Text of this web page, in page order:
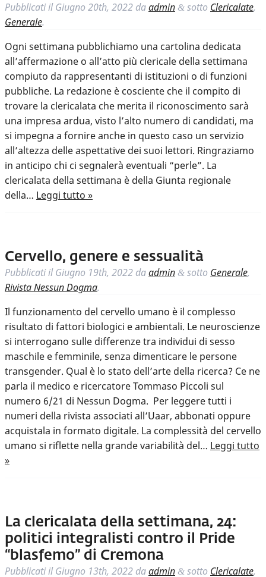
Pubblicati ilGiugno 20th, 2022 daadmin & sotto Clericalate,
Generale.
Ogni settimana pubblichiamo una cartolina dedicata
all’affermazione o all’atto più clericale della settimana
compiuto da rappresentanti di istituzioni o di funzioni
pubbliche. La redazione è cosciente che il compito di
trovare la clericalata che merita il riconoscimento sarà
una impresa ardua, visto l’alto numero di candidati, ma
si impegna a fornire anche in questo caso un servizio
all’altezza delle aspettative dei suoi lettori. Ringraziamo
in anticipo chi ci segnalerà eventuali “perle”. La
clericalata della settimana è della Giunta regionale
della… Leggi tutto »
Cervello, genere e sessualità
Pubblicati ilGiugno 19th, 2022 daadmin & sotto Generale,
Rivista Nessun Dogma.
Il funzionamento del cervello umano è il complesso
risultato di fattori biologici e ambientali. Le neuroscienze
si interrogano sulle differenze tra individui di sesso
maschile e femminile, senza dimenticare le persone
transgender. Qual è lo stato dell’arte della ricerca? Ce ne
parla il medico e ricercatore Tommaso Piccoli sul
numero 6/21 di Nessun Dogma. Per leggere tutti i
numeri della rivista associati all’Uaar, abbonati oppure
acquistala in formato digitale. La complessità del cervello
umano si riflette nella grande variabilità del… Leggi tutto
»
La clericalata della settimana, 24:
politici integralisti contro il Pride
“blasfemo” di Cremona
Pubblicati ilGiugno 13th, 2022 daadmin & sotto Clericalate,